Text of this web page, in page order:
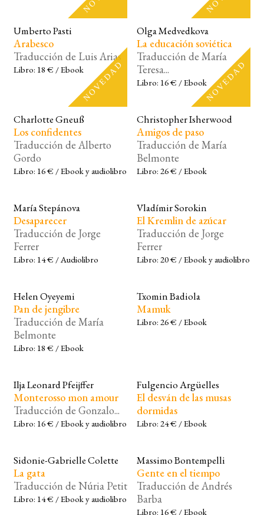
Umberto Pasti
Arabesco
Traducción de Luis Arias
Libro: 18 € / Ebook
Olga Medvedkova
La educación soviética
Traducción de María
Teresa...
Libro: 16 € / Ebook
Charlotte Gneuß
Los confidentes
Traducción de Alberto
Gordo
Libro: 16 € / Ebook y audiolibro
Christopher Isherwood
Amigos de paso
Traducción de María
Belmonte
Libro: 26 € / Ebook
María Stepánova
Desaparecer
Traducción de Jorge
Ferrer
Libro: 14 € / Audiolibro
Vladímir Sorokin
El Kremlin de azúcar
Traducción de Jorge
Ferrer
Libro: 20 € / Ebook y audiolibro
Helen Oyeyemi
Pan de jengibre
Traducción de María
Belmonte
Libro: 18 € / Ebook
Txomin Badiola
Mamuk
Libro: 26 € / Ebook
Ilja Leonard Pfeijffer
Monterosso mon amour
Traducción de Gonzalo...
Libro: 16 € / Ebook y audiolibro
Fulgencio Argüelles
El desván de las musas
dormidas
Libro: 24 € / Ebook
Sidonie-Gabrielle Colette
La gata
Traducción de Núria Petit
Libro: 14 € / Ebook y audiolibro
Massimo Bontempelli
Gente en el tiempo
Traducción de Andrés
Barba
Libro: 16 € / Ebook